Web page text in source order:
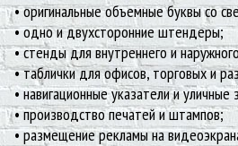
• оригинальные объемные буквы со
• одно и двухсторонние штендеры;
• стенды для внутреннего и
• таблички для офисов, торговых и
• навигационные указатели и уличные
• производство печатей и штампов;
• размещение рекламы на